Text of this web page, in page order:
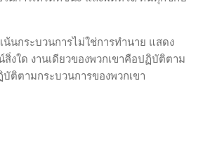
น้นกระบวนการไม่ใช่การทำนาย แสดง
งใด งานเดียวของพวกเขาคือปฏิบัติตาม
ตามกระบวนการของพวกเขา